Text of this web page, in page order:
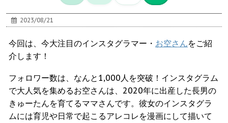
2023/08/21
今回は、今大注目のインスタグラマー・ お空さんをご紹
介します！
フォロワー数は、なんと1,000人を突破！インスタグラム
で大人気を集めるお空さんは、2020年に出産した長男の
きゅーたんを育てるママさんです。彼女のインスタグラ
ムには育児や日常で起こるアレコレを漫画にして描いて